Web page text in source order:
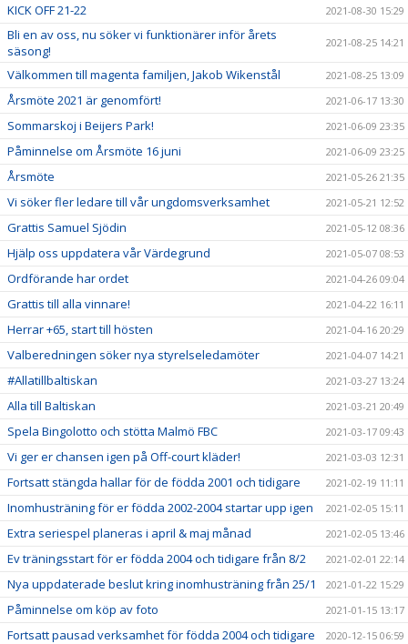
KICK OFF 21-22 2021-08-30 15:29
Bli en av oss, nu söker vi funktionärer inför årets
säsong!
2021-08-25 14:21
Välkommen till magenta familjen, Jakob Wikenstål 2021-08-25 13:09
Årsmöte 2021 är genomfört! 2021-06-17 13:30
Sommarskoj i Beijers Park! 2021-06-09 23:35
Påminnelse om Årsmöte 16 juni 2021-06-09 23:25
Årsmöte 2021-05-26 21:35
Vi söker fler ledare till vår ungdomsverksamhet 2021-05-21 12:52
Grattis Samuel Sjödin 2021-05-12 08:36
Hjälp oss uppdatera vår Värdegrund 2021-05-07 08:53
Ordförande har ordet 2021-04-26 09:04
Grattis till alla vinnare! 2021-04-22 16:11
Herrar +65, start till hösten 2021-04-16 20:29
Valberedningen söker nya styrelseledamöter 2021-04-07 14:21
#Allatillbaltiskan 2021-03-27 13:24
Alla till Baltiskan 2021-03-21 20:49
Spela Bingolotto och stötta Malmö FBC 2021-03-17 09:43
Vi ger er chansen igen på Off-court kläder! 2021-03-03 12:31
Fortsatt stängda hallar för de födda 2001 och tidigare 2021-02-19 11:11
Inomhusträning för er födda 2002-2004 startar upp igen 2021-02-05 15:11
Extra seriespel planeras i april & maj månad 2021-02-05 13:46
Ev träningsstart för er födda 2004 och tidigare från 8/2 2021-02-01 22:14
Nya uppdaterade beslut kring inomhusträning från 25/1 2021-01-22 15:29
Påminnelse om köp av foto 2021-01-15 13:17
Fortsatt pausad verksamhet för födda 2004 och tidigare 2020-12-15 06:59